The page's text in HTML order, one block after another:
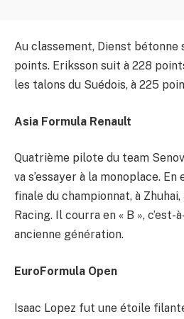
Au classement, Dienst bétonne
points. Eriksson suit à 228
les talons du Suédois, à 225
Asia Formula Renault
Quatrième pilote du team
va s’essayer à la monoplace.
finale du championnat, à
Racing. Il courra en « B »,
ancienne génération.
EuroFormula Open
Isaac Lopez fut une étoile